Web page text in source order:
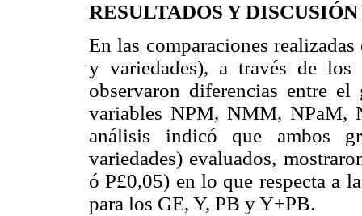
RESULTADOS Y DISCUSIÓN
En las comparaciones
y variedades), a través de
observaron diferencias entre
variables NPM, NMM,
análisis indicó que ambos
variedades) evaluados,
ó P£0,05) en lo que respecta a
para los GE, Y, PB y Y+PB.